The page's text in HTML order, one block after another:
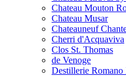
Chateau Mouton
Chateau Musar
Chateauneuf
Cherri d'Acquaviva
Clos St. Thomas
de Venoge
Destillerie Romano